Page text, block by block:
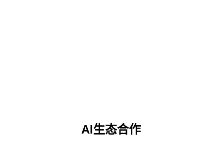
AI生态合作